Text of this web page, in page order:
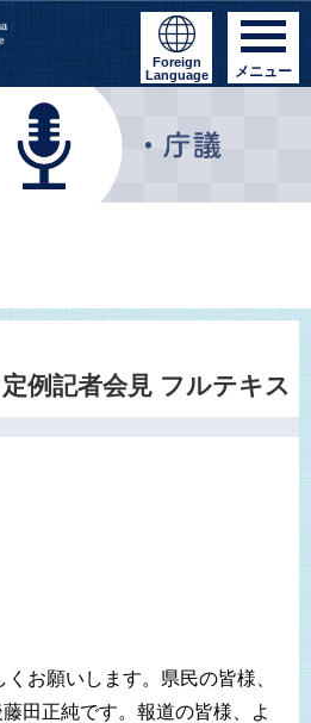
Foreign
Language
メニュー
例記者会見 フルテキス
お願いします。県民の皆様、
田正純です。報道の皆様、よ